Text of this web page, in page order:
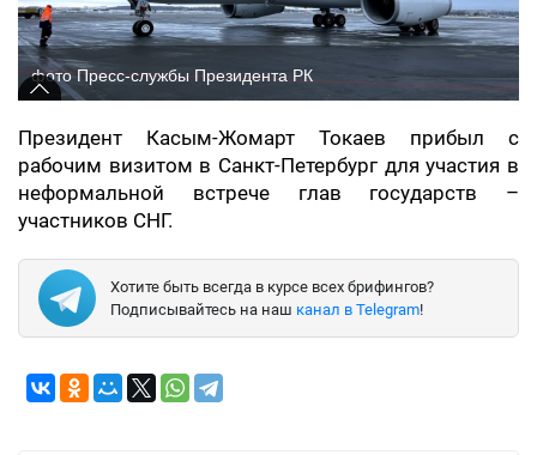
фото Пресс-службы Президента РК
Президент Касым-Жомарт Токаев прибыл с
рабочим визитом в Санкт-Петербург для участия в
неформальной встрече глав государств –
участников СНГ.
Хотите быть всегда в курсе всех брифингов?
Подписывайтесь на наш канал в Telegram!